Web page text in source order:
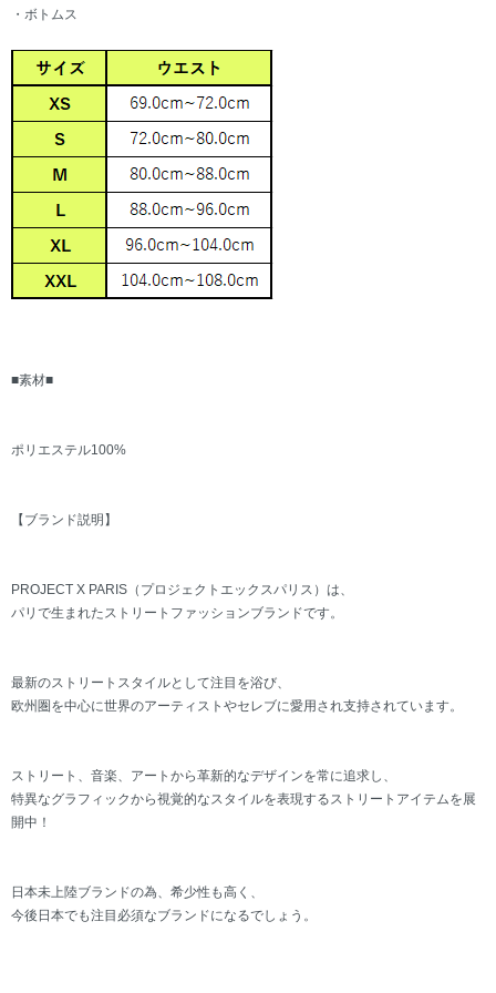
・ボトムス
■素材■
ポリエステル100%
【ブランド説明】
PROJECT X PARIS（プロジェクトエックスパリス）は、
パリで生まれたストリートファッションブランドです。
最新のストリートスタイルとして注目を浴び、
欧州圏を中心に世界のアーティストやセレブに愛用され支持されています。
ストリート、音楽、アートから革新的なデザインを常に追求し、
特異なグラフィックから視覚的なスタイルを表現するストリートアイテムを展
開中！
日本未上陸ブランドの為、希少性も高く、
今後日本でも注目必須なブランドになるでしょう。